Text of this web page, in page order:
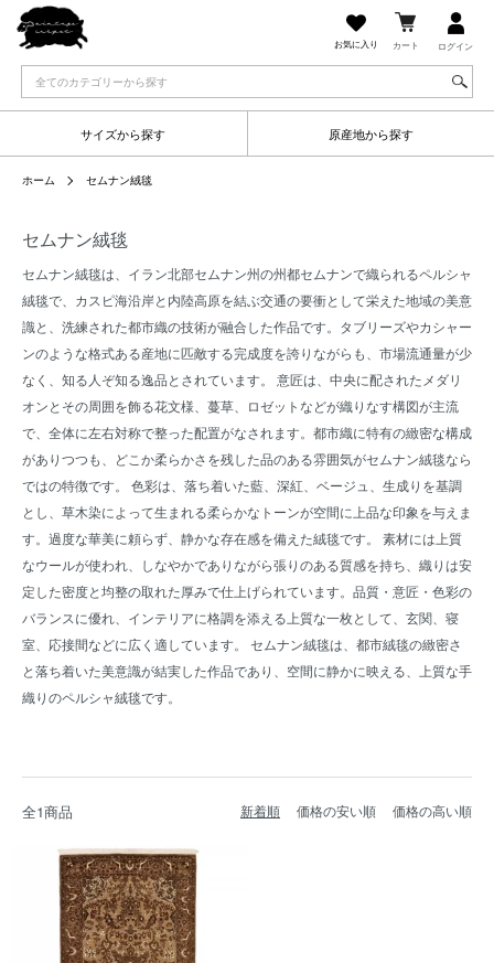
お気に入り カート ログイン
サイズから探す 原産地から探す
ホーム セムナン絨毯
セムナン絨毯
セムナン絨毯は、イラン北部セムナン州の州都セムナンで織られるペルシャ
絨毯で、カスピ海沿岸と内陸高原を結ぶ交通の要衝として栄えた地域の美意
識と、洗練された都市織の技術が融合した作品です。タブリーズやカシャー
ンのような格式ある産地に匹敵する完成度を誇りながらも、市場流通量が少
なく、知る人ぞ知る逸品とされています。 意匠は、中央に配されたメダリ
オンとその周囲を飾る花文様、蔓草、ロゼットなどが織りなす構図が主流
で、全体に左右対称で整った配置がなされます。都市織に特有の緻密な構成
がありつつも、どこか柔らかさを残した品のある雰囲気がセムナン絨毯なら
ではの特徴です。 色彩は、落ち着いた藍、深紅、ベージュ、生成りを基調
とし、草木染によって生まれる柔らかなトーンが空間に上品な印象を与えま
す。過度な華美に頼らず、静かな存在感を備えた絨毯です。 素材には上質
なウールが使われ、しなやかでありながら張りのある質感を持ち、織りは安
定した密度と均整の取れた厚みで仕上げられています。品質・意匠・色彩の
バランスに優れ、インテリアに格調を添える上質な一枚として、玄関、寝
室、応接間などに広く適しています。 セムナン絨毯は、都市絨毯の緻密さ
と落ち着いた美意識が結実した作品であり、空間に静かに映える、上質な手
織りのペルシャ絨毯です。
全1商品 新着順 価格の安い順 価格の高い順